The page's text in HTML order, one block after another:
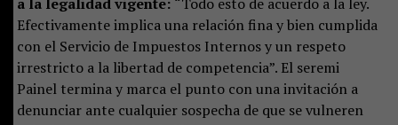
Efectivamente implica una relación fina y bien cumplida
con el Servicio de Impuestos Internos y un respeto
irrestricto a la libertad de competencia”. El seremi
Painel termina y marca el punto con una invitación a
denunciar ante cualquier sospecha de que se vulneren